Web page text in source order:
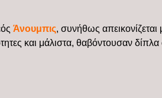
Άνουμπις, συνήθως απεικονίζεται
και μάλιστα, θαβόντουσαν